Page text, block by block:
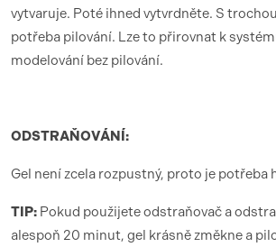
vytvaruje. Poté ihned vytvrdněte. S
potřeba pilování. Lze to přirovnat k
modelování bez pilování.
ODSTRAŇOVÁNÍ:
Gel není zcela rozpustný, proto je potřeba
TIP: Pokud použijete odstraňovač a
alespoň 20 minut, gel krásně změkne a